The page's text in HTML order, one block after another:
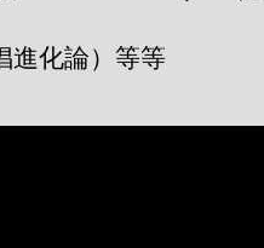
進化論）等等